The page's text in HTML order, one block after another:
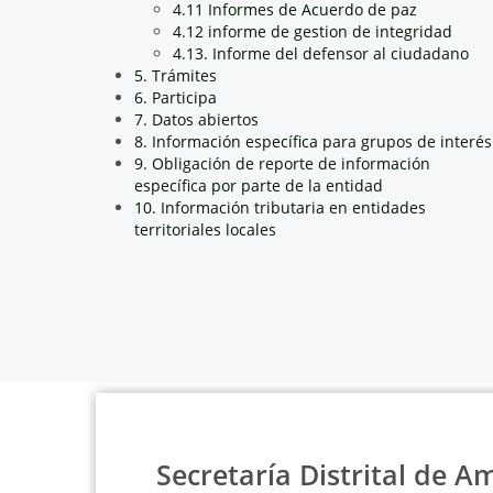
4.11 Informes de Acuerdo de paz
4.12 informe de gestion de integridad
4.13. Informe del defensor al ciudadano
5. Trámites
6. Participa
7. Datos abiertos
8. Información específica para grupos de interés
9. Obligación de reporte de información
específica por parte de la entidad
10. Información tributaria en entidades
territoriales locales
Secretaría Distrital de